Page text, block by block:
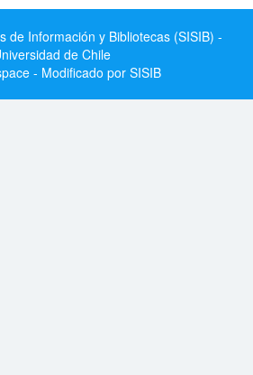
de Información y Bibliotecas (SISIB) -
de Chile
- Modificado por SISIB